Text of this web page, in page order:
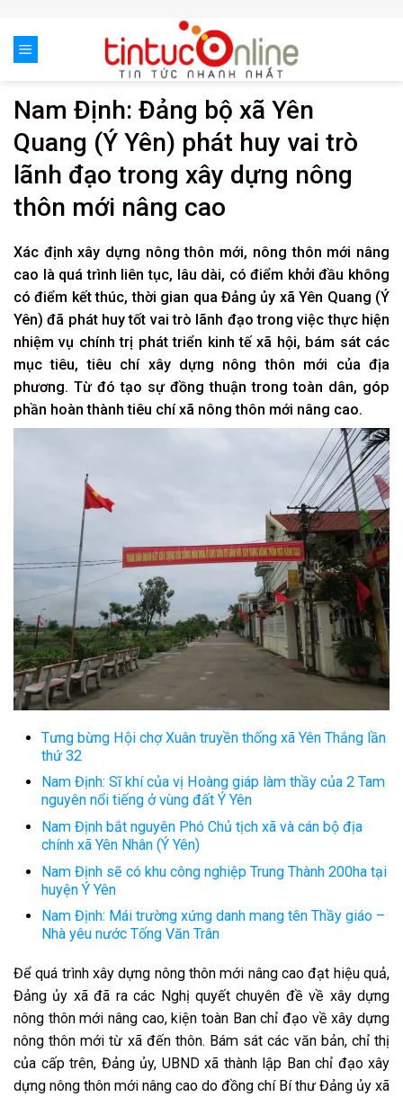
content
Nam Định: Đảng bộ xã Yên
Quang (Ý Yên) phát huy vai trò
lãnh đạo trong xây dựng nông
thôn mới nâng cao
Xác định xây dựng nông thôn mới, nông thôn mới nâng
cao là quá trình liên tục, lâu dài, có điểm khởi đầu không
có điểm kết thúc, thời gian qua Đảng ủy xã Yên Quang (Ý
Yên) đã phát huy tốt vai trò lãnh đạo trong việc thực hiện
nhiệm vụ chính trị phát triển kinh tế xã hội, bám sát các
mục tiêu, tiêu chí xây dựng nông thôn mới của địa
phương. Từ đó tạo sự đồng thuận trong toàn dân, góp
phần hoàn thành tiêu chí xã nông thôn mới nâng cao.
Tưng bừng Hội chợ Xuân truyền thống xã Yên Thắng lần
thứ 32
Nam Định: Sĩ khí của vị Hoàng giáp làm thầy của 2 Tam
nguyên nổi tiếng ở vùng đất Ý Yên
Nam Định bắt nguyên Phó Chủ tịch xã và cán bộ địa
chính xã Yên Nhân (Ý Yên)
Nam Định sẽ có khu công nghiệp Trung Thành 200ha tại
huyện Ý Yên
Nam Định: Mái trường xứng danh mang tên Thầy giáo –
Nhà yêu nước Tống Văn Trân
Để quá trình xây dựng nông thôn mới nâng cao đạt hiệu quả,
Đảng ủy xã đã ra các Nghị quyết chuyên đề về xây dựng
nông thôn mới nâng cao, kiện toàn Ban chỉ đạo về xây dựng
nông thôn mới từ xã đến thôn. Bám sát các văn bản, chỉ thị
của cấp trên, Đảng ủy, UBND xã thành lập Ban chỉ đạo xây
dựng nông thôn mới nâng cao do đồng chí Bí thư Đảng ủy xã